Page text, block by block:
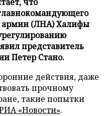
армии (ЛНА) Халифы
представитель
Петер Стано.
действия, даже
прочному
такие попытки
«Новости».